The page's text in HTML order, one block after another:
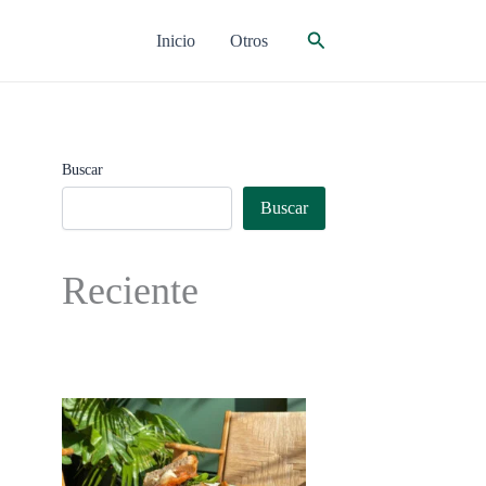
Inicio Otros Buscar
Buscar
Buscar
Reciente